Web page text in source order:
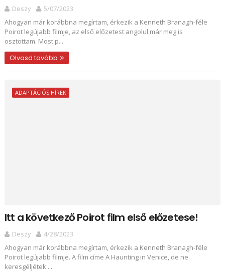
Deszy
5/07/2023
Ahogyan már korábbna megírtam, érkezik a Kenneth Branagh-féle
Poirot legújabb filmje, az első előzetest angolul már meg is
osztottam. Most p...
Olvasd tovább
ADAPTÁCIÓS HÍREK
Itt a következő Poirot film első előzetese!
Deszy
4/28/2023
Ahogyan már korábbna megírtam, érkezik a Kenneth Branagh-féle
Poirot legújabb filmje. A film címe A Haunting in Venice, de ne
keresgéljétek ...